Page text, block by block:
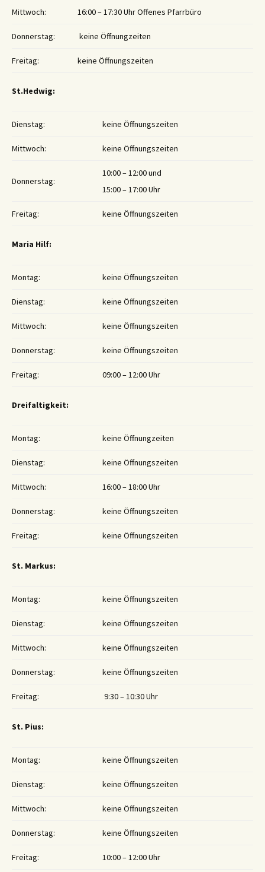
Mittwoch: 16:00 – 17:30 Uhr Offenes Pfarrbüro
Donnerstag: keine Öffnungzeiten
Freitag: keine Öffnungszeiten
St.Hedwig:
Dienstag: keine Öffnungszeiten
Mittwoch: keine Öffnungszeiten
Donnerstag:
10:00 – 12:00 und
15:00 – 17:00 Uhr
Freitag: keine Öffnungszeiten
Maria Hilf:
Montag: keine Öffnungszeiten
Dienstag: keine Öffnungszeiten
Mittwoch: keine Öffnungszeiten
Donnerstag: keine Öffnungszeiten
Freitag: 09:00 – 12:00 Uhr
Dreifaltigkeit:
Montag: keine Öffnungzeiten
Dienstag: keine Öffnungszeiten
Mittwoch: 16:00 – 18:00 Uhr
Donnerstag: keine Öffnungszeiten
Freitag: keine Öffnungszeiten
St. Markus:
Montag: keine Öffnungszeiten
Dienstag: keine Öffnungszeiten
Mittwoch: keine Öffnungszeiten
Donnerstag: keine Öffnungszeiten
Freitag: 9:30 – 10:30 Uhr
St. Pius:
Montag: keine Öffnungszeiten
Dienstag: keine Öffnungszeiten
Mittwoch: keine Öffnungszeiten
Donnerstag: keine Öffnungszeiten
Freitag: 10:00 – 12:00 Uhr